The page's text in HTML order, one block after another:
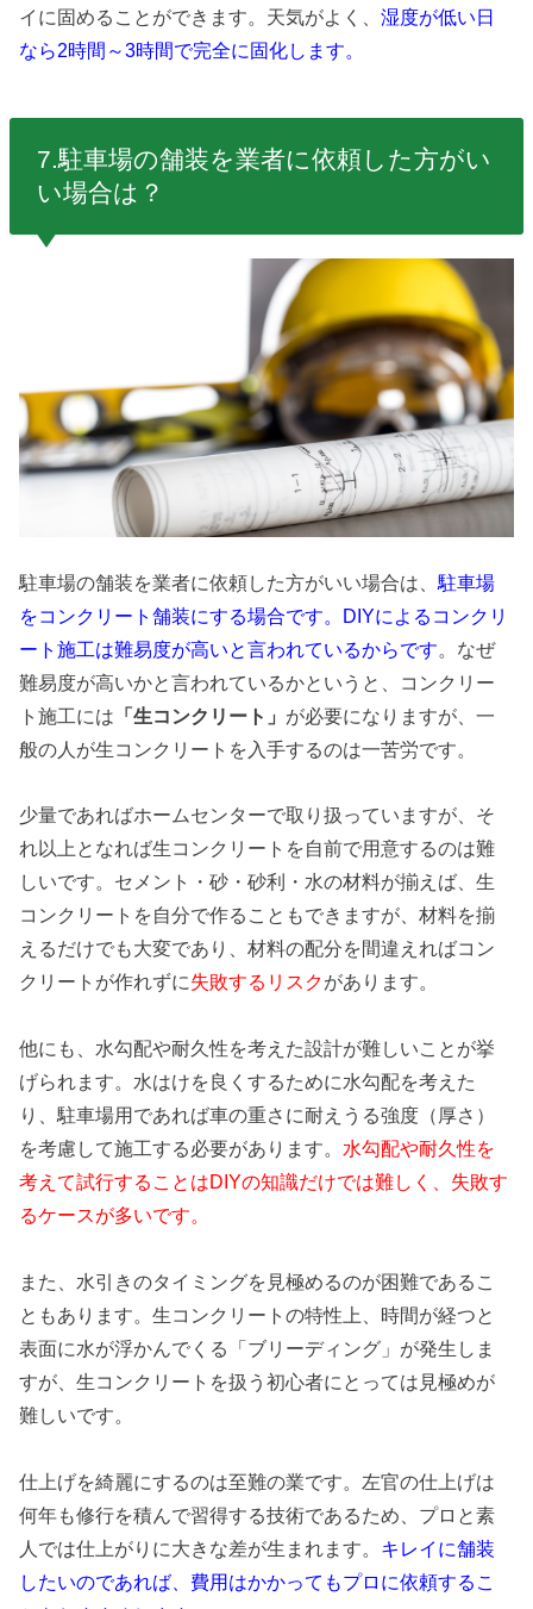
イに固めることができます。天気がよく、湿度が低い日
なら2時間～3時間で完全に固化します。
7.駐車場の舗装を業者に依頼した方がい
い場合は？
駐車場の舗装を業者に依頼した方がいい場合は、駐車場
をコンクリート舗装にする場合です。DIYによるコンクリ
ート施工は難易度が高いと言われているからです。なぜ
難易度が高いかと言われているかというと、コンクリー
ト施工には 「生コンクリート」 が必要になりますが、一
般の人が生コンクリートを入手するのは一苦労です。
少量であればホームセンターで取り扱っていますが、そ
れ以上となれば生コンクリートを自前で用意するのは難
しいです。セメント・砂・砂利・水の材料が揃えば、生
コンクリートを自分で作ることもできますが、材料を揃
えるだけでも大変であり、材料の配分を間違えればコン
クリートが作れずに失敗するリスクがあります。
他にも、水勾配や耐久性を考えた設計が難しいことが挙
げられます。水はけを良くするために水勾配を考えた
り、駐車場用であれば車の重さに耐えうる強度（厚さ）
を考慮して施工する必要があります。 水勾配や耐久性を
考えて試行することはDIYの知識だけでは難しく、失敗す
るケースが多いです。
また、水引きのタイミングを見極めるのが困難であるこ
ともあります。生コンクリートの特性上、時間が経つと
表面に水が浮かんでくる「ブリーディング」が発生しま
すが、生コンクリートを扱う初心者にとっては見極めが
難しいです。
仕上げを綺麗にするのは至難の業です。左官の仕上げは
何年も修行を積んで習得する技術であるため、プロと素
人では仕上がりに大きな差が生まれます。 キレイに舗装
したいのであれば、費用はかかってもプロに依頼するこ